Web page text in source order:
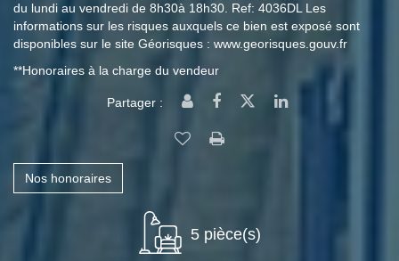
du lundi au vendredi de 8h30à 18h30. Ref: 4036DL Les
informations sur les risques auxquels ce bien est exposé sont
disponibles sur le site Géorisques : www.georisques.gouv.fr
**Honoraires à la charge du vendeur
Partager :
Nos honoraires
5 pièce(s)